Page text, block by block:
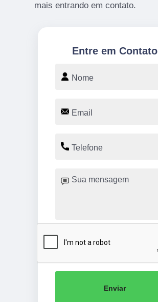
mais entrando em contato.
Entre em Contato
Enviar